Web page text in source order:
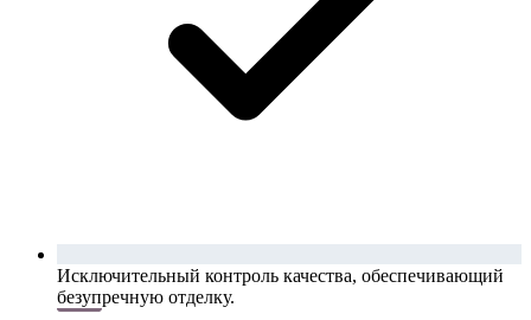
Исключительный контроль качества, обеспечивающий
безупречную отделку.